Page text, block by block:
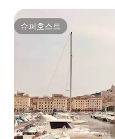
슈퍼호스트
슈퍼호스트